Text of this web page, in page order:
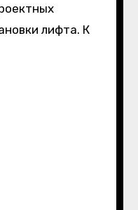
лифта. К